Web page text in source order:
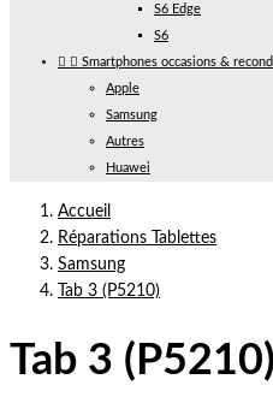
S6 Edge
S6
  Smartphones occasions &
Apple
Samsung
Autres
Huawei
Accueil
Réparations Tablettes
Samsung
Tab 3 (P5210)
Tab 3 (P5210)